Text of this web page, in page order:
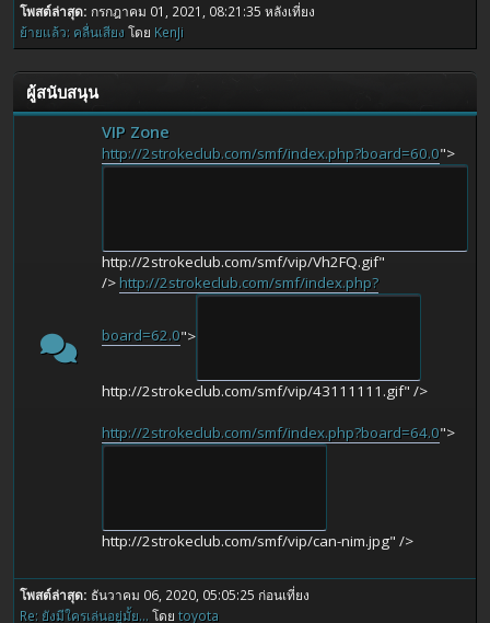
โพสต์ล่าสุด: กรกฎาคม 01, 2021, 08:21:35 หลังเที่ยง
ย้ายแล้ว: คลื่นเสียงโดย KenJi
ผู้สนับสนุน
VIP Zone
http://2strokeclub.com/smf/index.php?board=60.0">
http://2strokeclub.com/smf/vip/Vh2FQ.gif"
/> http://2strokeclub.com/smf/index.php?
board=62.0">
http://2strokeclub.com/smf/vip/43111111.gif" />
http://2strokeclub.com/smf/index.php?board=64.0">
http://2strokeclub.com/smf/vip/can-nim.jpg" />
โพสต์ล่าสุด: ธันวาคม 06, 2020, 05:05:25 ก่อนเที่ยง
Re: ยังมีใครเล่นอยู่มั้ย... โดย toyota